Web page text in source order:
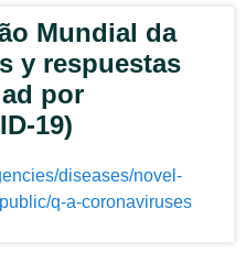
Mundial da
y respuestas
por
19)
diseases/novel-
q-a-coronaviruses